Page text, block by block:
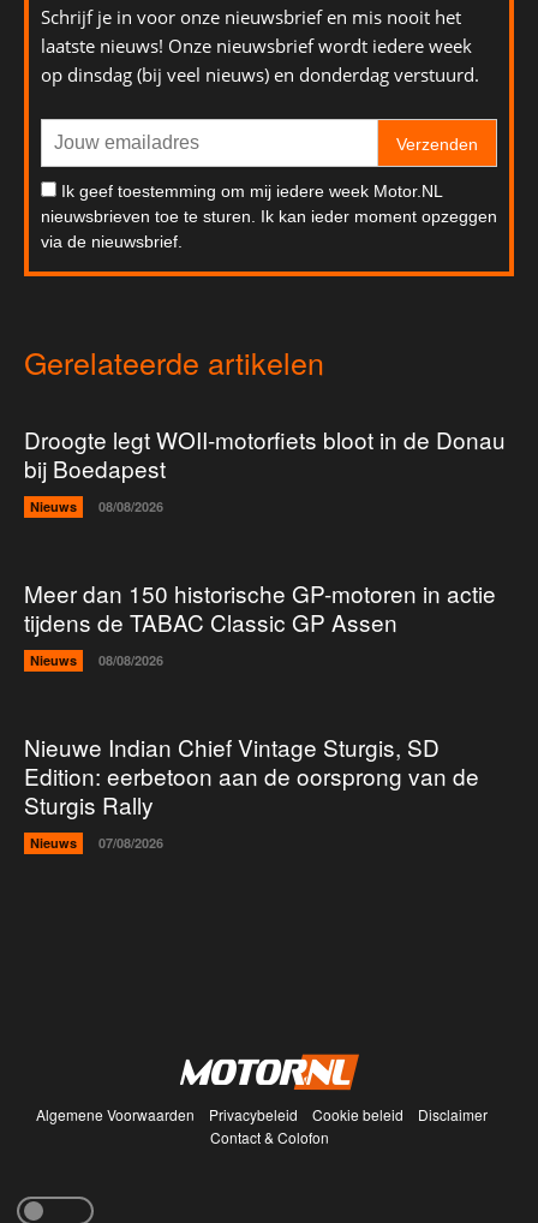
Schrijf je in voor onze nieuwsbrief en mis nooit het
laatste nieuws! Onze nieuwsbrief wordt iedere week
op dinsdag (bij veel nieuws) en donderdag verstuurd.
Verzenden
Ik geef toestemming om mij iedere week Motor.NL
nieuwsbrieven toe te sturen. Ik kan ieder moment opzeggen
via de nieuwsbrief.
Gerelateerde artikelen
Droogte legt WOII-motorfiets bloot in de Donau
bij Boedapest
Nieuws 08/08/2026
Meer dan 150 historische GP-motoren in actie
tijdens de TABAC Classic GP Assen
Nieuws 08/08/2026
Nieuwe Indian Chief Vintage Sturgis, SD
Edition: eerbetoon aan de oorsprong van de
Sturgis Rally
Nieuws 07/08/2026
Algemene Voorwaarden Privacybeleid Cookie beleid
Disclaimer
Contact & Colofon